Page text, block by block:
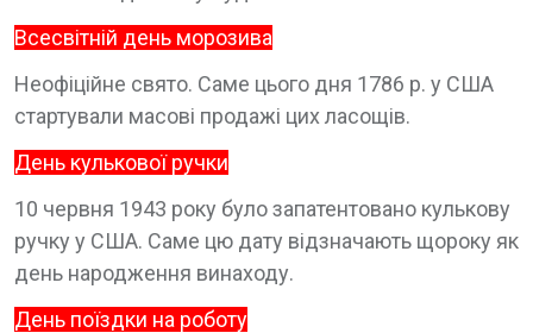
Всесвітній день морозива
Неофіційне свято. Саме цього дня 1786 р. у США
стартували масові продажі цих ласощів.
День кулькової ручки
10 червня 1943 року було запатентовано кулькову
ручку у США. Саме цю дату відзначають щороку як
день народження винаходу.
День поїздки на роботу